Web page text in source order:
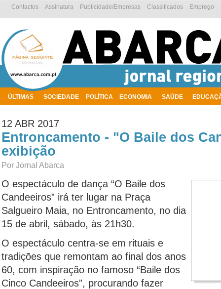
ÚLTIMAS SOCIEDADE POLÍTICA ECONOMIA SAÚDE
Emprego
Classificados
Publicidade/Empresas
Assinatura
Contactos
12 ABR 2017
Entroncamento - "O Baile dos
exibição
Por Jornal Abarca
O espectáculo de dança “O Baile dos
Candeeiros” irá ter lugar na Praça
Salgueiro Maia, no Entroncamento, no dia
15 de abril, sábado, às 21h30.
O espectáculo centra-se em rituais e
tradições que remontam ao final dos anos
60, com inspiração no famoso “Baile dos
Cinco Candeeiros”, procurando fazer